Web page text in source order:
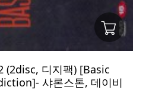
(2disc, 디지팩) [Basic
샤론스톤, 데이비